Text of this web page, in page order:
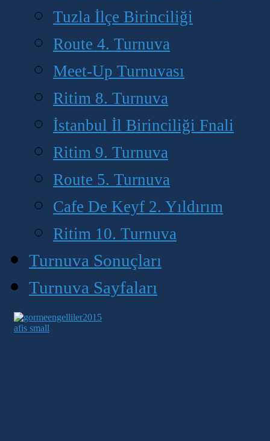
Tuzla İlçe Birinciliği
Route 4. Turnuva
Meet-Up Turnuvası
Ritim 8. Turnuva
İstanbul İl Birinciliği Fnali
Ritim 9. Turnuva
Route 5. Turnuva
Cafe De Keyf 2. Yıldırım
Ritim 10. Turnuva
Turnuva Sonuçları
Turnuva Sayfaları